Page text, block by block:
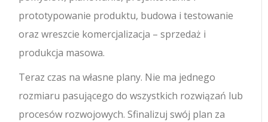
prototypowanie produktu, budowa i testowanie
oraz wreszcie komercjalizacja – sprzedaż i
produkcja masowa.
Teraz czas na własne plany. Nie ma jednego
rozmiaru pasującego do wszystkich rozwiązań lub
procesów rozwojowych. Sfinalizuj swój plan za